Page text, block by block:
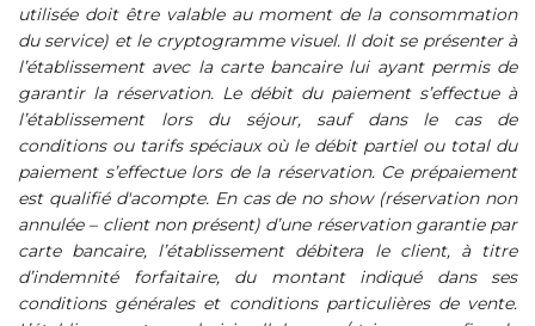
utilisée doit être valable au moment de la consommation
du service) et le cryptogramme visuel. Il doit se présenter à
l’établissement avec la carte bancaire lui ayant permis de
garantir la réservation. Le débit du paiement s’effectue à
l’établissement lors du séjour, sauf dans le cas de
conditions ou tarifs spéciaux où le débit partiel ou total du
paiement s’effectue lors de la réservation. Ce prépaiement
est qualifié d'acompte. En cas de no show (réservation non
annulée – client non présent) d’une réservation garantie par
carte bancaire, l’établissement débitera le client, à titre
d’indemnité forfaitaire, du montant indiqué dans ses
conditions générales et conditions particulières de vente.